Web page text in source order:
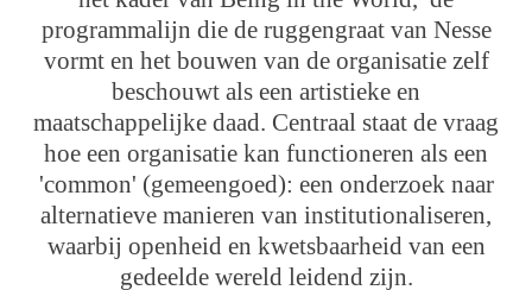
programmalijn die de ruggengraat van Nesse
vormt en het bouwen van de organisatie zelf
beschouwt als een artistieke en
maatschappelijke daad. Centraal staat de vraag
hoe een organisatie kan functioneren als een
'common' (gemeengoed): een onderzoek naar
alternatieve manieren van institutionaliseren,
waarbij openheid en kwetsbaarheid van een
gedeelde wereld leidend zijn.